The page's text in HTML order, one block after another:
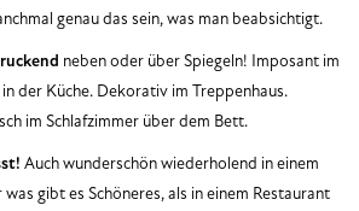
genau das sein, was man beabsichtigt.
neben oder über Spiegeln! Imposant im
der Küche. Dekorativ im Treppenhaus.
im Schlafzimmer über dem Bett.
Auch wunderschön wiederholend in einem
gibt es Schöneres, als in einem Restaurant